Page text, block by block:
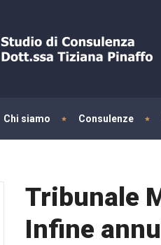
Chi siamo Consulenze
Tribunale
Infine